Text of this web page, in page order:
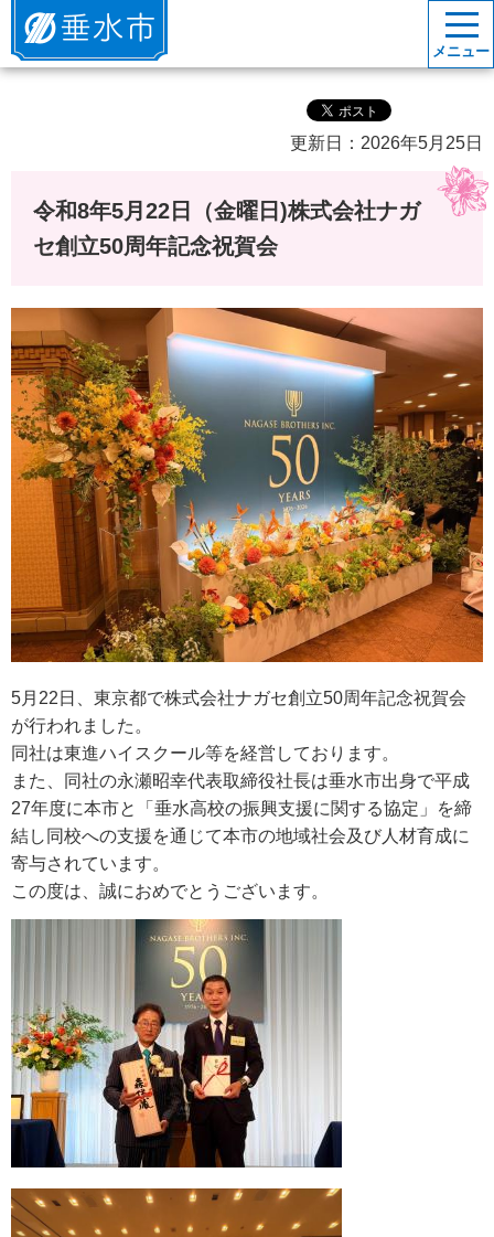
垂水市
メニュー
更新日：2026年5月25日
令和8年5月22日（金曜日)株式会社ナガ
セ創立50周年記念祝賀会
5月22日、東京都で株式会社ナガセ創立50周年記念祝賀会
が行われました。
同社は東進ハイスクール等を経営しております。
また、同社の永瀬昭幸代表取締役社長は垂水市出身で平成
27年度に本市と「垂水高校の振興支援に関する協定」を締
結し同校への支援を通じて本市の地域社会及び人材育成に
寄与されています。
この度は、誠におめでとうございます。